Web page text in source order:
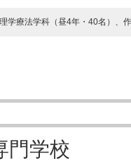
理学療法学科（昼4年・40名）、
門学校